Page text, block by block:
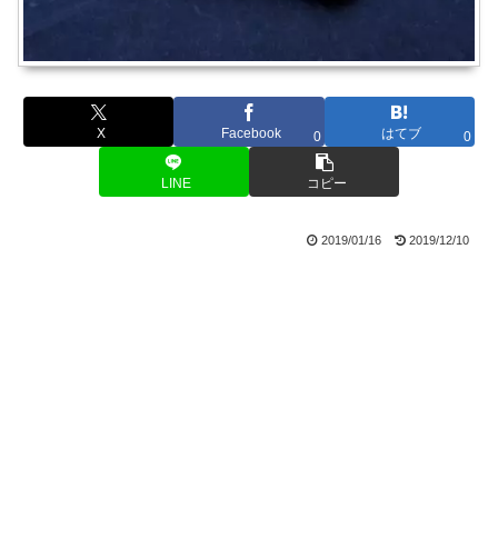
X Facebook 0 はてブ 0
LINE コピー
2019/01/16 2019/12/10